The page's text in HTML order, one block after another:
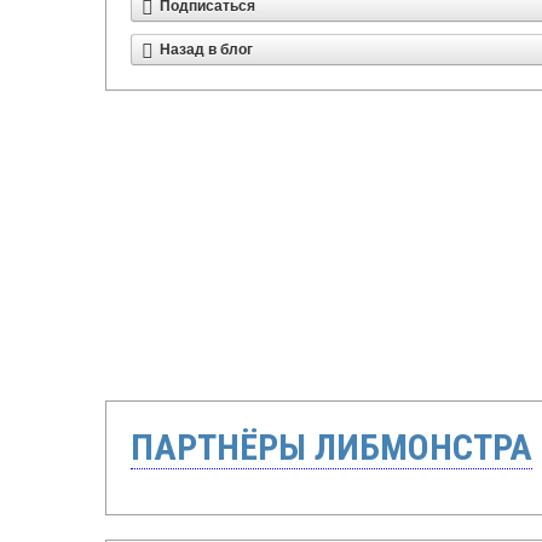
Подписаться
Назад в блог
ПАРТНЁРЫ ЛИБМОНСТРА